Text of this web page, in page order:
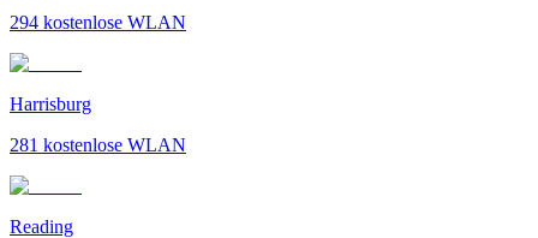
294 kostenlose WLAN
Harrisburg
281 kostenlose WLAN
Reading